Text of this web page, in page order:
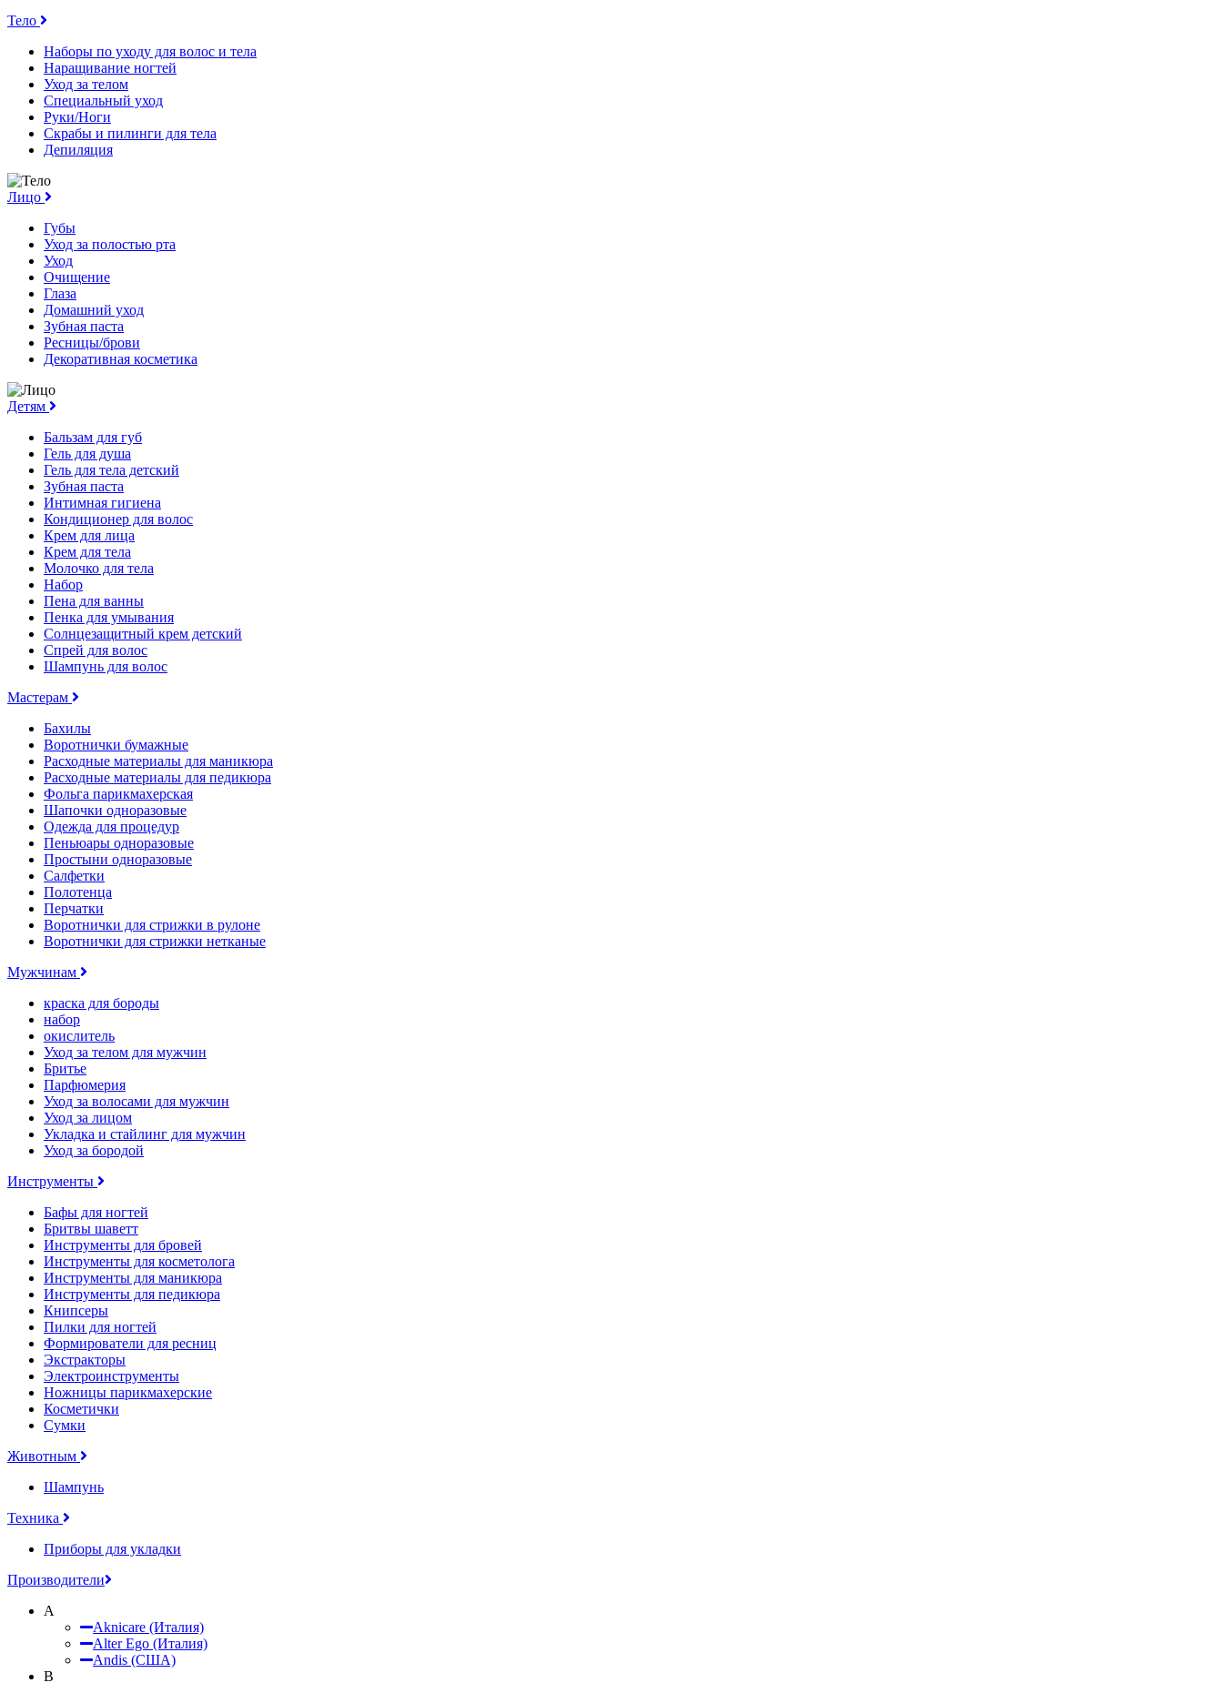
Тело
Наборы по уходу для волос и тела
Наращивание ногтей
Уход за телом
Специальный уход
Руки/Ноги
Скрабы и пилинги для тела
Депиляция
Лицо
Губы
Уход за полостью рта
Уход
Очищение
Глаза
Домашний уход
Зубная паста
Ресницы/брови
Декоративная косметика
Детям
Бальзам для губ
Гель для душа
Гель для тела детский
Зубная паста
Интимная гигиена
Кондиционер для волос
Крем для лица
Крем для тела
Молочко для тела
Набор
Пена для ванны
Пенка для умывания
Солнцезащитный крем детский
Спрей для волос
Шампунь для волос
Мастерам
Бахилы
Воротнички бумажные
Расходные материалы для маникюра
Расходные материалы для педикюра
Фольга парикмахерская
Шапочки одноразовые
Одежда для процедур
Пеньюары одноразовые
Простыни одноразовые
Салфетки
Полотенца
Перчатки
Воротнички для стрижки в рулоне
Воротнички для стрижки нетканые
Мужчинам
краска для бороды
набор
окислитель
Уход за телом для мужчин
Бритье
Парфюмерия
Уход за волосами для мужчин
Уход за лицом
Укладка и стайлинг для мужчин
Уход за бородой
Инструменты
Бафы для ногтей
Бритвы шаветт
Инструменты для бровей
Инструменты для косметолога
Инструменты для маникюра
Инструменты для педикюра
Книпсеры
Пилки для ногтей
Формирователи для ресниц
Экстракторы
Электроинструменты
Ножницы парикмахерские
Косметички
Сумки
Животным
Шампунь
Техника
Приборы для укладки
Производители
A
Aknicare (Италия)
Alter Ego (Италия)
Andis (США)
B